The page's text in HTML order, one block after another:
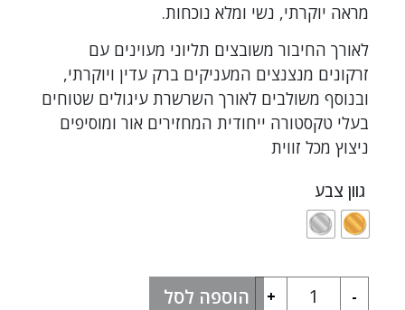
מראה יוקרתי, נשי ומלא נוכחות.
לאורך החיבור משובצים תליוני מעוינים עם
זרקונים מנצנצים המעניקים ברק עדין ויוקרתי,
ובנוסף משולבים לאורך השרשרת עיגולים שטוחים
בעלי טקסטורה ייחודית המחזירים אור ומוסיפים
ניצוץ מכל זווית
גוון צבע
-
+ הוספה לסל